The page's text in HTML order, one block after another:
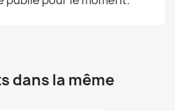
dans la même